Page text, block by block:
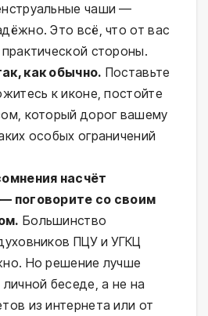
чаши —
Это всё, что от вас
стороны.
как обычно. Поставьте
к иконе, постойте
который дорог вашему
особых ограничений
насчёт
поговорите со своим
Большинство
ПЦУ и УГКЦ
Но решение лучше
беседе, а не на
из интернета или от